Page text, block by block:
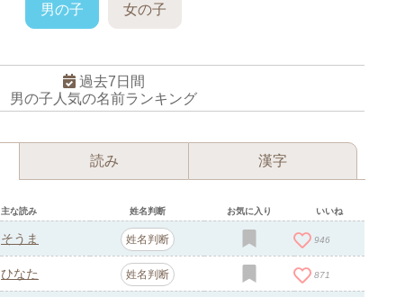
男の子 女の子
過去7日間
男の子人気の名前ランキング
読み 漢字
主な読み 姓名判断 お気に入り いいね
そうま 姓名判断 946
ひなた 姓名判断 871